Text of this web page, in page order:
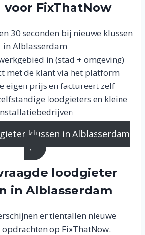
voor FixThatNow
30 seconden bij nieuwe klussen
in Alblasserdam
in (stad + omgeving)
met de klant via het platform
eigen prijs en factureert zelf
loodgieters en kleine
klussen in Alblasserdam
→
loodgieter
in Alblasserdam
er tientallen nieuwe
op FixThatNow.